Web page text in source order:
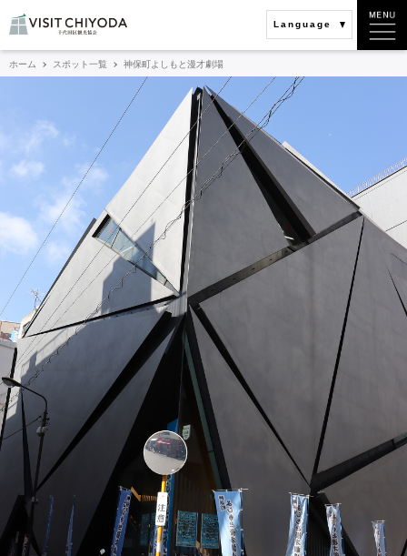
Language
ホーム スポット一覧 神保町よしもと漫才劇場